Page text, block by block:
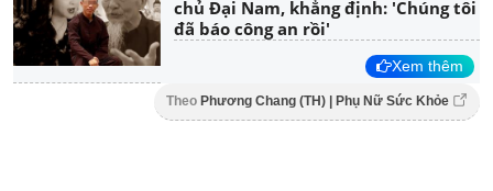
chủ Đại Nam, khẳng định: 'Chúng tôi
đã báo công an rồi'
Xem thêm
Theo Phương Chang (TH) | Phụ Nữ Sức Khỏe